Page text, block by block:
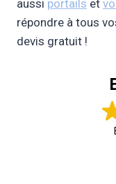
aussi portails et
répondre à tous
devis gratuit !